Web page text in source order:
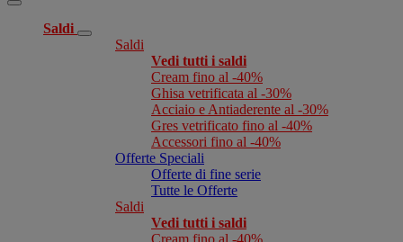
Saldi
Saldi
Vedi tutti i saldi
Cream fino al -40%
Ghisa vetrificata al -30%
Acciaio e Antiaderente al -30%
Gres vetrificato fino al -40%
Accessori fino al -40%
Offerte Speciali
Offerte di fine serie
Tutte le Offerte
Saldi
Vedi tutti i saldi
Cream fino al -40%